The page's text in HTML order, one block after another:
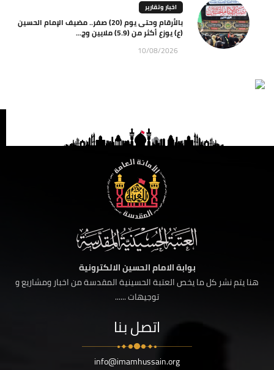
اخبار وتقارير
بالأرقام وحتى يوم (20) صفر.. مضيف الإمام الحسين
(ع) يوزع أكثر من (5.9) ملايين وج...
10/08/2026
بوابة الامام الحسين الالكترونية
هنا يتم نشر كل ما يخص العتبة الحسينية المقدسة من اخبار ومشاريع و
توجيهات ......
اتصل بنا
info@imamhussain.org